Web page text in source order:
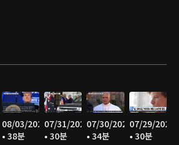
08/03/2026
• 38분
07/31/2026
• 30분
07/30/2026
• 34분
07/29/2026
• 30분